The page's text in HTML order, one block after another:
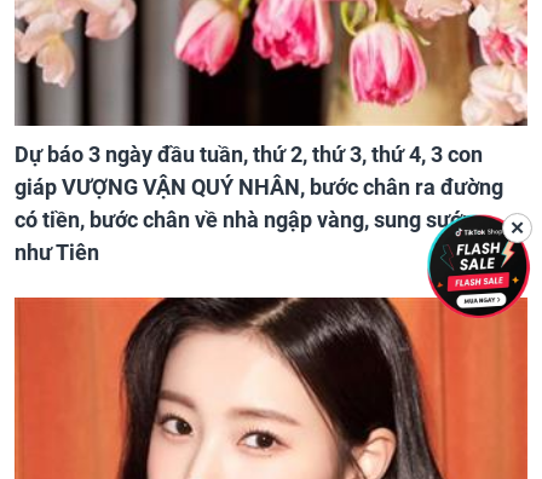
Dự báo 3 ngày đầu tuần, thứ 2, thứ 3, thứ 4, 3 con
giáp VƯỢNG VẬN QUÝ NHÂN, bước chân ra đường
có tiền, bước chân về nhà ngập vàng, sung sướng
như Tiên
✕